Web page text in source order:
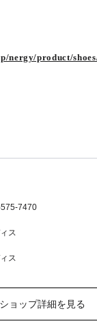
nergy/product/
7470
ス
ス
ショップ詳細を見る